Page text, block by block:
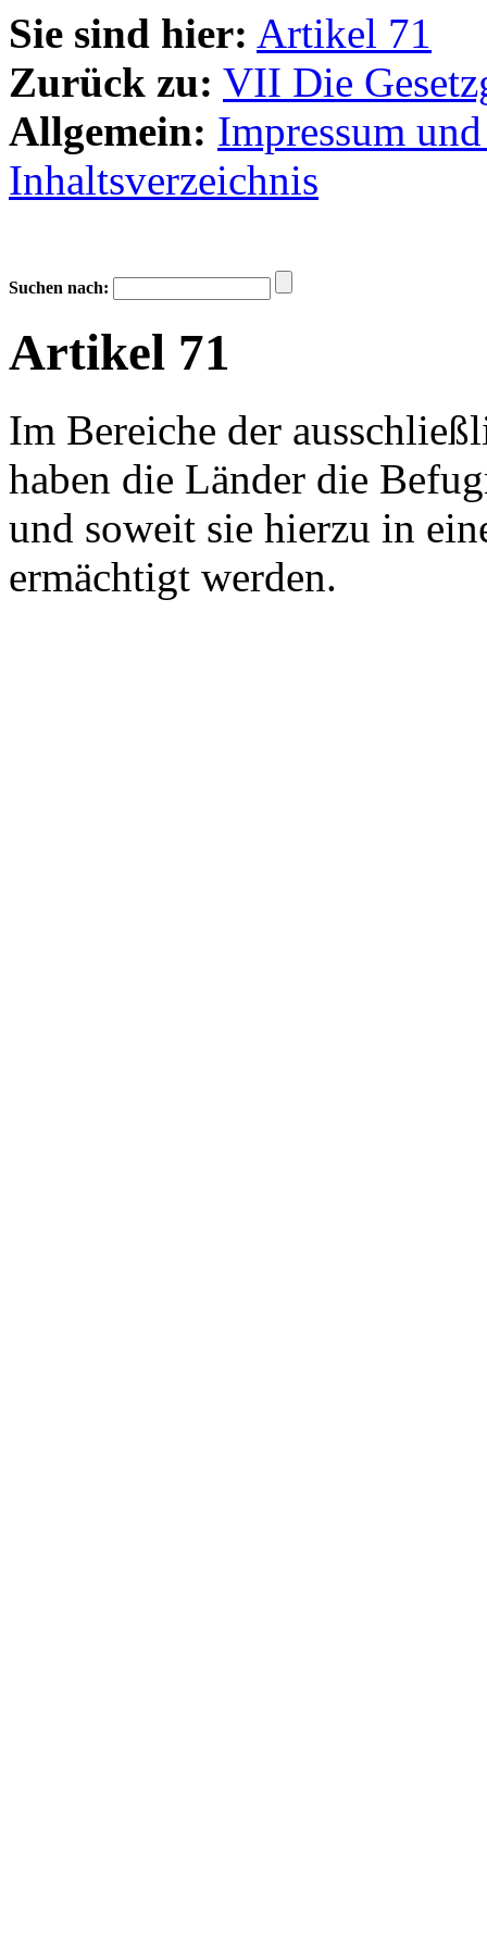
Sie sind hier: Artikel 71
Zurück zu: VII Die
Allgemein: Impressum
Inhaltsverzeichnis
Suchen nach:
Artikel 71
Im Bereiche der
haben die Länder die
und soweit sie hierzu in
ermächtigt werden.